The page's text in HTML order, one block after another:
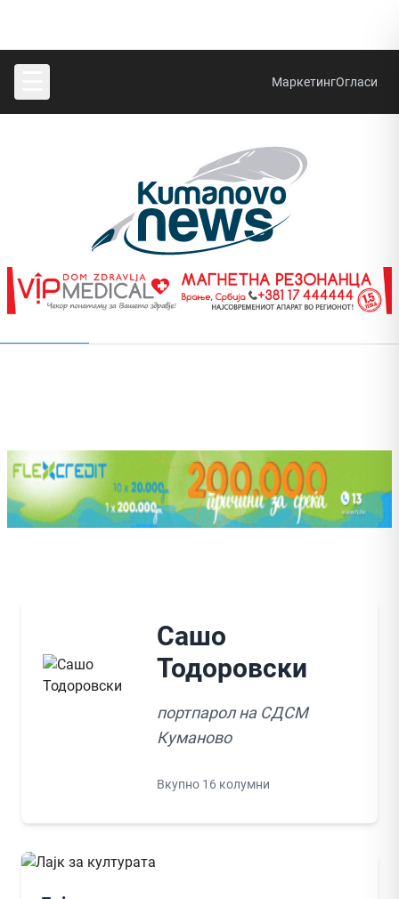
МаркетингОгласи
Сашо
Тодоровски
портпарол на СДСМ
Куманово
Вкупно 16 колумни